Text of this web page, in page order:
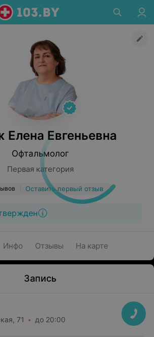
Елена Евгеньевна
Офтальмолог
Первая категория
Оставить первый отзыв
Инфо Отзывы На карте
Запись
71 до 20:00